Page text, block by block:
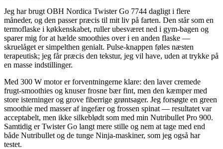
Jeg har brugt OBH Nordica Twister Go 7744 dagligt i flere
måneder, og den passer præcis til mit liv på farten. Den står som en
termoflaske i køkkenskabet, ruller ubesværet ned i gym-bagen og
sparer mig for at hælde smoothies over i en anden flaske —
skruelåget er simpelthen genialt. Pulse-knappen føles næsten
terapeutisk; jeg får præcis den tekstur, jeg vil have, uden at trykke på
en masse indstillinger.
Med 300 W motor er forventningerne klare: den laver cremede
frugt-smoothies og knuser frosne bær fint, men den kæmper med
store isterninger og grove fiberrige grøntsager. Jeg forsøgte en green
smoothie med masser af ingefær og frossen spinat — resultatet var
acceptabelt, men ikke silkeblødt som med min Nutribullet Pro 900.
Samtidig er Twister Go langt mere stille og nem at tage med end
både Nutribullet og de tunge Ninja-maskiner, som jeg også har
testet.